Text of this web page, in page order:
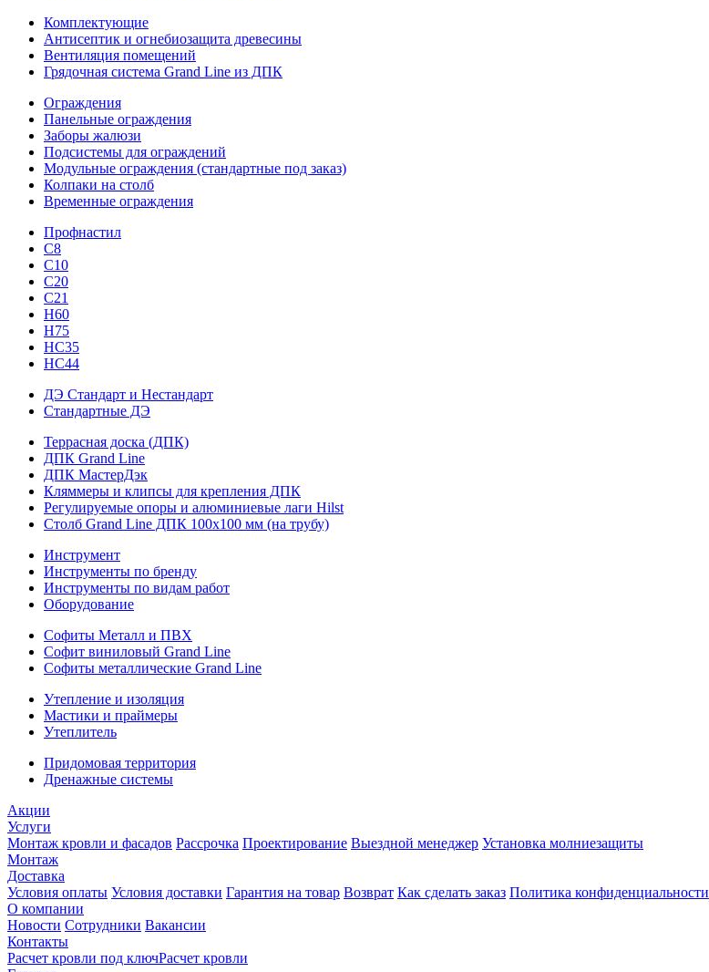
Комплектующие
Антисептик и огнебиозащита древесины
Вентиляция помещений
Грядочная система Grand Line из ДПК
Ограждения
Панельные ограждения
Заборы жалюзи
Подсистемы для ограждений
Модульные ограждения (стандартные под заказ)
Колпаки на столб
Временные ограждения
Профнастил
С8
С10
С20
С21
H60
H75
HС35
НС44
ДЭ Стандарт и Нестандарт
Стандартные ДЭ
Террасная доска (ДПК)
ДПК Grand Line
ДПК МастерДэк
Кляммеры и клипсы для крепления ДПК
Регулируемые опоры и алюминиевые лаги Hilst
Столб Grand Line ДПК 100х100 мм (на трубу)
Инструмент
Инструменты по бренду
Инструменты по видам работ
Оборудование
Софиты Металл и ПВХ
Софит виниловый Grand Line
Софиты металлические Grand Line
Утепление и изоляция
Мастики и праймеры
Утеплитель
Придомовая территория
Дренажные системы
Акции
Услуги
Монтаж кровли и фасадов Рассрочка Проектирование Выездной менеджер Установка молниезащиты
Монтаж
Доставка
Условия оплаты Условия доставки Гарантия на товар Возврат Как сделать заказ Политика конфиденциальности
О компании
Новости Сотрудники Вакансии
Контакты
Расчет кровли под ключРасчет кровли